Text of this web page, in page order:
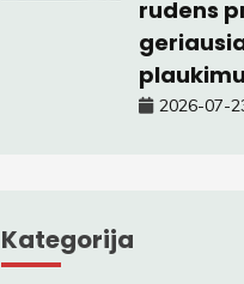
rudens
2026-07-
Kategorija